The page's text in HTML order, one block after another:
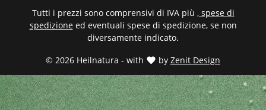
© 2026 Heilnatura - with by Zenit Design
Tutti i prezzi sono comprensivi di IVA più , spese di
spedizioneed eventuali spese di spedizione, se non
diversamente indicato.